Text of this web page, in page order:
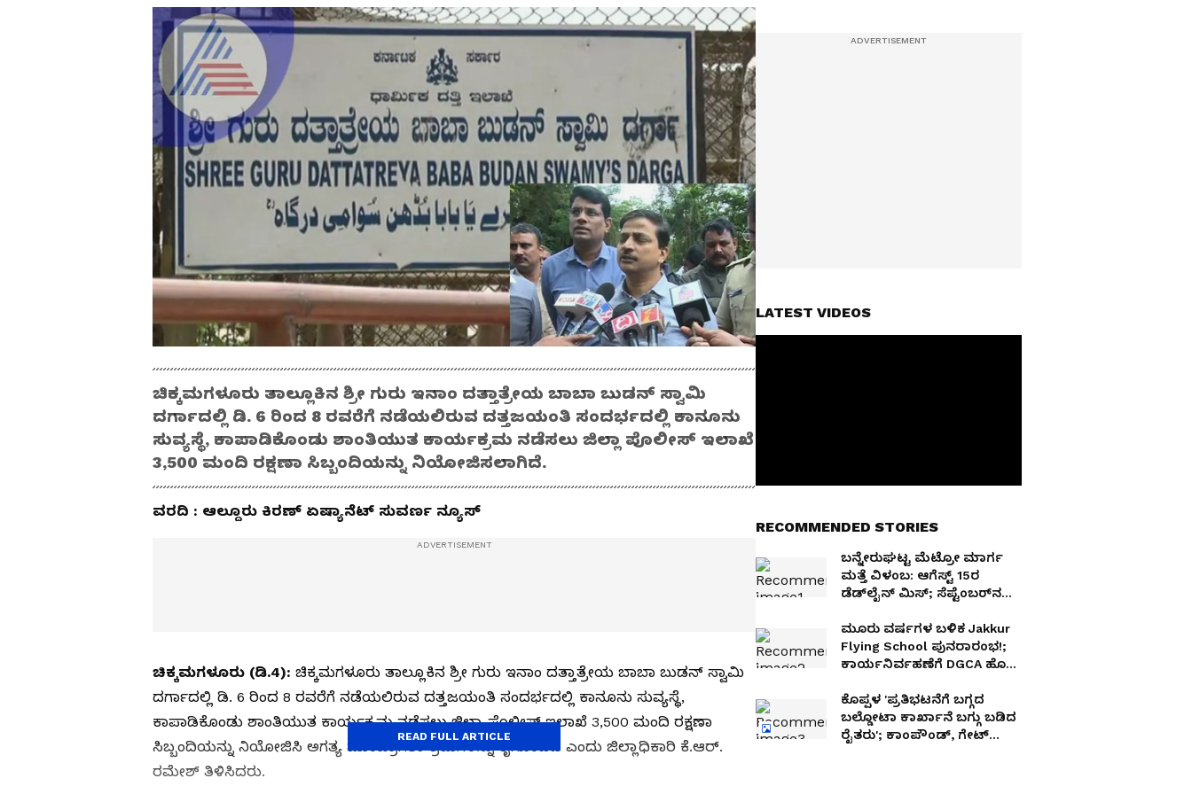
ಚಿಕ್ಕಮಗಳೂರು ತಾಲ್ಲೂಕಿನ ಶ್ರೀ ಗುರು ಇನಾಂ ದತ್ತಾತ್ರೇಯ ಬಾಬಾ ಬುಡನ್ ಸ್ವಾಮಿ
ದರ್ಗಾದಲ್ಲಿ ಡಿ. 6 ರಿಂದ 8 ರವರೆಗೆ ನಡೆಯಲಿರುವ ದತ್ತಜಯಂತಿ ಸಂದರ್ಭದಲ್ಲಿ ಕಾನೂನು
ಸುವ್ಯಸ್ಥೆ, ಕಾಪಾಡಿಕೊಂಡು ಶಾಂತಿಯುತ ಕಾರ್ಯಕ್ರಮ ನಡೆಸಲು ಜಿಲ್ಲಾ ಪೊಲೀಸ್ ಇಲಾಖೆ
3,500 ಮಂದಿ ರಕ್ಷಣಾ ಸಿಬ್ಬಂದಿಯನ್ನು ನಿಯೋಜಿಸಲಾಗಿದೆ.
ವರದಿ : ಆಲ್ದೂರು ಕಿರಣ್ ಏಷ್ಯಾನೆಟ್ ಸುವರ್ಣ ನ್ಯೂಸ್
ಚಿಕ್ಕಮಗಳೂರು (ಡಿ.4): ಚಿಕ್ಕಮಗಳೂರು ತಾಲ್ಲೂಕಿನ ಶ್ರೀ ಗುರು ಇನಾಂ ದತ್ತಾತ್ರೇಯ ಬಾಬಾ ಬುಡನ್ ಸ್ವಾಮಿ
ದರ್ಗಾದಲ್ಲಿ ಡಿ. 6 ರಿಂದ 8 ರವರೆಗೆ ನಡೆಯಲಿರುವ ದತ್ತಜಯಂತಿ ಸಂದರ್ಭದಲ್ಲಿ ಕಾನೂನು ಸುವ್ಯಸ್ಥೆ,
ಕಾಪಾಡಿಕೊಂಡು ಶಾಂತಿಯುತ ಕಾರ್ಯಕ್ರಮ ನಡೆಸಲು ಜಿಲ್ಲಾ ಪೊಲೀಸ್ ಇಲಾಖೆ 3,500 ಮಂದಿ ರಕ್ಷಣಾ
ಸಿಬ್ಬಂದಿಯನ್ನು ನಿಯೋಜಿಸಿ ಅಗತ್ಯ ಮುಂಜ್ರಾಗತಾ ಕ್ರಮಗಳನ್ನು ಕೈಗೊಂಡಿದೆ ಎಂದು ಜಿಲ್ಲಾಧಿಕಾರಿ ಕೆ.ಆರ್.
ರಮೇಶ್ ತಿಳಿಸಿದರು.
READ FULL ARTICLE
LATEST VIDEOS
RECOMMENDED STORIES
ಬನ್ನೇರುಘಟ್ಟ ಮೆಟ್ರೋ ಮಾರ್ಗ
ಮತ್ತೆ ವಿಳಂಬ: ಆಗೆಸ್ಟ್ 15ರ
ಡೆಡ್‌ಲೈನ್ ಮಿಸ್; ಸೆಪ್ಟೆಂಬರ್‌ನಲ್ಲಿ
ಮೂರು ವರ್ಷಗಳ ಬಳಿಕ Jakkur
Flying School ಪುನರಾರಂಭ!;
ಕಾರ್ಯನಿರ್ವಹಣೆಗೆ DGCA ಹೊಸ
ಕೊಪ್ಪಳ 'ಪ್ರತಿಭಟನೆಗೆ ಬಗ್ಗದ
ಬಲ್ಡೋಟಾ ಕಾರ್ಖಾನೆ ಬಗ್ಗು ಬಡಿದ
ರೈತರು'; ಕಾಂಪೌಂಡ್, ಗೇಟ್